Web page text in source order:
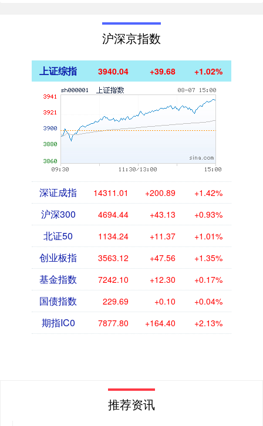
沪深京指数
上证综指 3940.04 +39.68 +1.02%
深证成指 14311.01 +200.89 +1.42%
沪深300 4694.44 +43.13 +0.93%
北证50 1134.24 +11.37 +1.01%
创业板指 3563.12 +47.56 +1.35%
基金指数 7242.10 +12.30 +0.17%
国债指数 229.69 +0.10 +0.04%
期指IC0 7877.80 +164.40 +2.13%
推荐资讯